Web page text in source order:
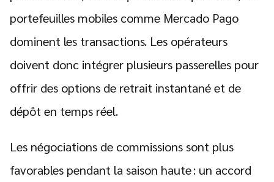
portefeuilles mobiles comme Mercado Pago
dominent les transactions. Les opérateurs
doivent donc intégrer plusieurs passerelles pour
offrir des options de retrait instantané et de
dépôt en temps réel.
Les négociations de commissions sont plus
favorables pendant la saison haute : un accord